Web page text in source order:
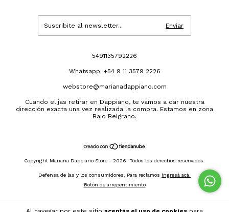
5491135792226
Whatsapp: +54 9 11 3579 2226
webstore@marianadappiano.com
Cuando elijas retirar en Dappiano, te vamos a dar nuestra
dirección exacta una vez realizada la compra. Estamos en zona
Bajo Belgrano.
Copyright Mariana Dappiano Store - 2026. Todos los derechos reservados.
Defensa de las y los consumidores. Para reclamos ingresá acá.
Botón de arrepentimiento